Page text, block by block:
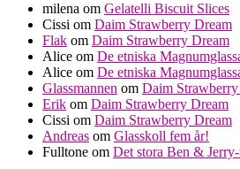
milena om Gelatelli Biscuit Slices
Cissi om Daim Strawberry Dream
Flak om Daim Strawberry Dream
Alice om De etniska
Alice om De etniska
Glassmannen om Daim
Erik om Daim Strawberry Dream
Cissi om Daim Strawberry Dream
Andreas om Glasskoll fem år!
Fulltone om Det stora Ben & Jerry-